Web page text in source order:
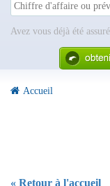
Avez vous déjà été
Accueil
« Retour à l'accueil